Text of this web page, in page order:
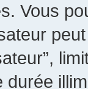
Vous
durée